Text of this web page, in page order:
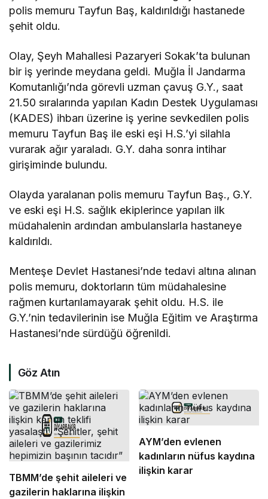
polis memuru Tayfun Baş, kaldırıldığı hastanede
şehit oldu.
Olay, Şeyh Mahallesi Pazaryeri Sokak’ta bulunan
bir iş yerinde meydana geldi. Muğla İl Jandarma
Komutanlığı’nda görevli uzman çavuş G.Y., saat
21.50 sıralarında yapılan Kadın Destek Uygulaması
(KADES) ihbarı üzerine iş yerine sevkedilen polis
memuru Tayfun Baş ile eski eşi H.S.’yi silahla
vurarak ağır yaraladı. G.Y. daha sonra intihar
girişiminde bulundu.
Olayda yaralanan polis memuru Tayfun Baş., G.Y.
ve eski eşi H.S. sağlık ekiplerince yapılan ilk
müdahalenin ardından ambulanslarla hastaneye
kaldırıldı.
Menteşe Devlet Hastanesi’nde tedavi altına alınan
polis memuru, doktorların tüm müdahalesine
rağmen kurtarılamayarak şehit oldu. H.S. ile
G.Y.’nin tedavilerinin ise Muğla Eğitim ve Araştırma
Hastanesi’nde sürdüğü öğrenildi.
Göz Atın
TBMM’de şehit aileleri ve
gazilerin haklarına ilişkin
AYM’den evlenen
kadınların nüfus kaydına
ilişkin karar